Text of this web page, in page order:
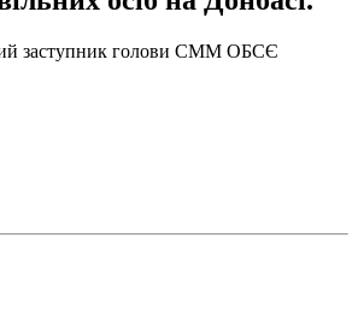
заступник голови СММ ОБСЄ